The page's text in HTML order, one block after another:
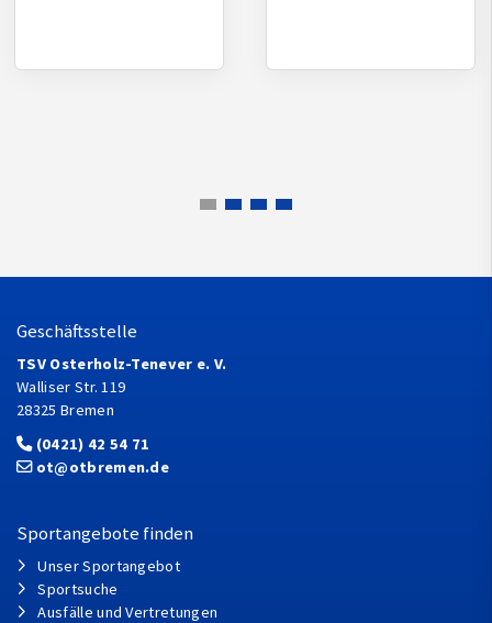
Geschäftsstelle
TSV Osterholz-Tenever e. V.
Walliser Str. 119
28325 Bremen
(0421) 42 54 71
ot@otbremen.de
Sportangebote finden
Unser Sportangebot
Sportsuche
Ausfälle und Vertretungen